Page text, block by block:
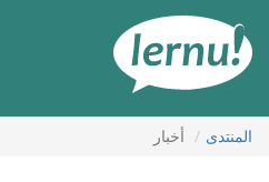
المحتويات
المنتدى أخبار